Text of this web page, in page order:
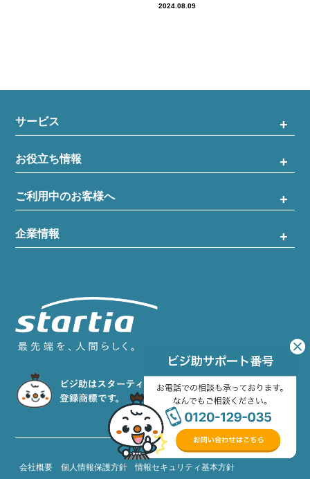
2024.08.09
サービス
お役立ち情報
ご利用中のお客様へ
企業情報
会社概要 個人情報保護方針 情報セキュリティ基本方針